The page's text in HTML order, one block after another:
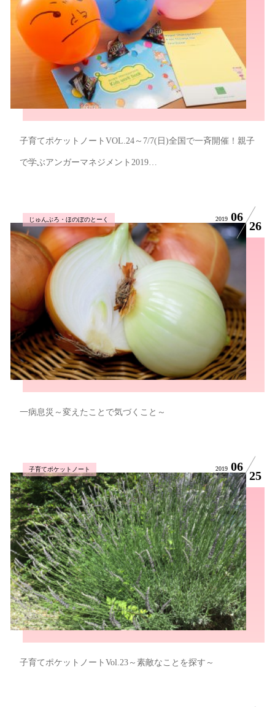
子育てポケットノートVOL.24～7/7(日)全国で一斉開催！親子
で学ぶアンガーマネジメント2019…
じゅんぶろ・ほのぼのとーく 2019 06
26
一病息災～変えたことで気づくこと～
子育てポケットノート 2019 06
25
子育てポケットノートVol.23～素敵なことを探す～